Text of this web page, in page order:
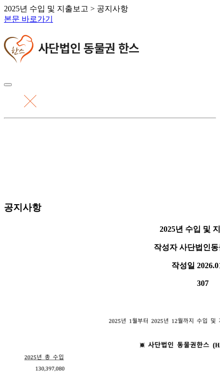
2025년 수입 및 지출보고 > 공지사항
본문 바로가기
공지사항
2025년 수입 및
작성자사단법인동
작성일
307